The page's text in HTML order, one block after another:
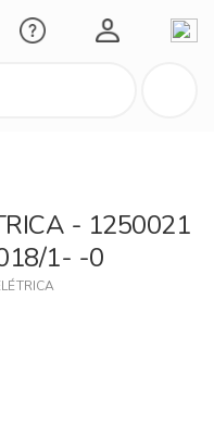
Minha Conta
- 1250021
1- -0